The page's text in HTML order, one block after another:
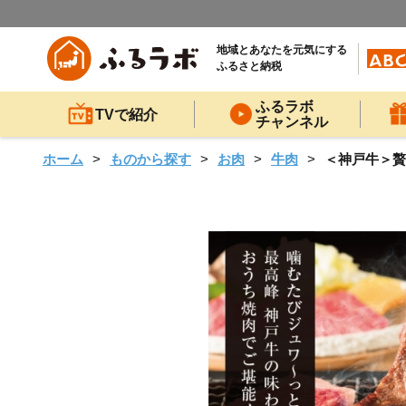
地域とあなたを元気にする
ふるさと納税
TVで紹介
ふるラボ
チャンネル
ホーム ものから探す お肉 牛肉 ＜神戸牛＞